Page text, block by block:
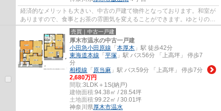
経済的なメリットも大きい、中古の戸建て物件となっております。和室が
ありますので、食事とお茶の雰囲気を変えることができます。ゆとりのあ
る快適なお住まいをお探しの場合は当社の4...
売買｜中古一戸建
厚木市温水の中古一戸建
小田急小田原線 「 本厚木 」駅 徒歩42分
東海道本線 「 平塚 」駅 バス56分 「上高坪」 停歩7
分
相模線 「 原当麻 」駅 バス59分 「上高坪」 停歩7分
2,680万円
間取:3LDK＋1S(納戸)
建物面積:94.38㎡ / 28.54坪
土地面積:99.22㎡ / 30.01坪
神奈川県厚木市温水